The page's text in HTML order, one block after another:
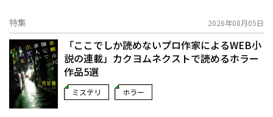
特集 2026年08月05日
「ここでしか読めないプロ作家によるWEB小
説の連載」――カクヨムネクストで読めるホラー
作品5選
ミステリ ホラー